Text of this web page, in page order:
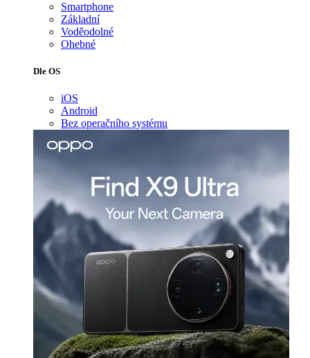
Smartphone
Základní
Voděodolné
Ohebné
Dle OS
iOS
Android
Bez operačního systému